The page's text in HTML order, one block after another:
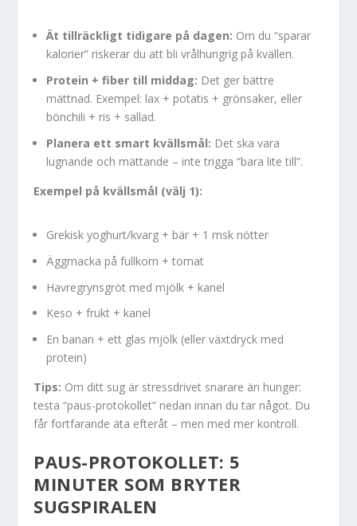
Ät tillräckligt tidigare på dagen: Om du “sparar
kalorier” riskerar du att bli vrålhungrig på kvällen.
Protein + fiber till middag: Det ger bättre
mättnad. Exempel: lax + potatis + grönsaker, eller
bönchili + ris + sallad.
Planera ett smart kvällsmål: Det ska vara
lugnande och mättande – inte trigga “bara lite till”.
Exempel på kvällsmål (välj 1):
Grekisk yoghurt/kvarg + bär + 1 msk nötter
Äggmacka på fullkorn + tomat
Havregrynsgröt med mjölk + kanel
Keso + frukt + kanel
En banan + ett glas mjölk (eller växtdryck med
protein)
Tips: Om ditt sug är stressdrivet snarare än hunger:
testa “paus-protokollet” nedan innan du tar något. Du
får fortfarande äta efteråt – men med mer kontroll.
PAUS-PROTOKOLLET: 5
MINUTER SOM BRYTER
SUGSPIRALEN